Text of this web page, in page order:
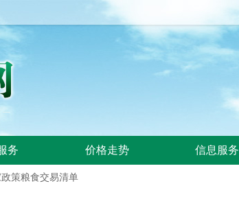
务 价格走势 信息服务
政策粮食交易清单